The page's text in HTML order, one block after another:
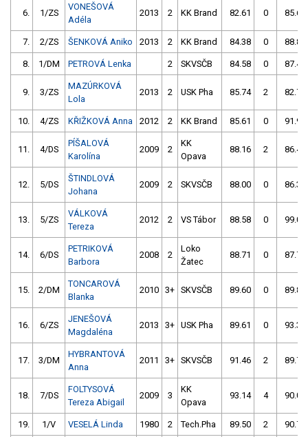
6. 1/ZS
VONEŠOVÁ
Adéla
2013 2 KK Brand 82.61 0 85.69
7. 2/ZS ŠENKOVÁ Aniko 2013 2 KK Brand 84.38 0 88.83
8. 1/DM PETROVÁ Lenka 2 SKVSČB 84.58 0 87.48
9. 3/ZS
MAZÚRKOVÁ
Lola
2013 2 USK Pha 85.74 2 82.77
10. 4/ZS KŘIŽKOVÁ Anna 2012 2 KK Brand 85.61 0 91.96
11. 4/DS
PÍŠALOVÁ
Karolína
2009 2
KK
Opava
88.16 2 86.45
12. 5/DS
ŠTINDLOVÁ
Johana
2009 2 SKVSČB 88.00 0 86.39
13. 5/ZS
VÁLKOVÁ
Tereza
2012 2 VS Tábor 88.58 0 99.05
14. 6/DS
PETRIKOVÁ
Barbora
2008 2
Loko
Žatec
88.71 0 87.72
15. 2/DM
TONCAROVÁ
Blanka
2010 3+ SKVSČB 89.60 0 89.80
16. 6/ZS
JENEŠOVÁ
Magdaléna
2013 3+ USK Pha 89.61 0 93.31
17. 3/DM
HYBRANTOVÁ
Anna
2011 3+ SKVSČB 91.46 2 89.70
18. 7/DS
FOLTYSOVÁ
Tereza Abigail
2009 3
KK
Opava
93.14 4 90.09
19. 1/V VESELÁ Linda 1980 2 Tech.Pha 89.50 2 90.77